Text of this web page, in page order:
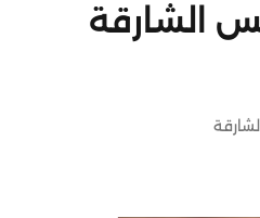
الشارقة